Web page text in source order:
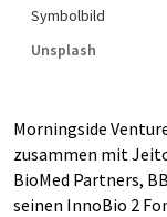
Symbolbild
Unsplash
Morningside
zusammen mit
BioMed Partners,
seinen InnoBio 2